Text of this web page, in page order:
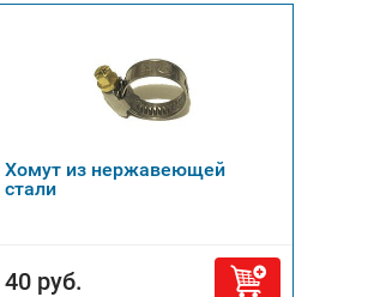
Хомут из нержавеющей
стали
40 руб.